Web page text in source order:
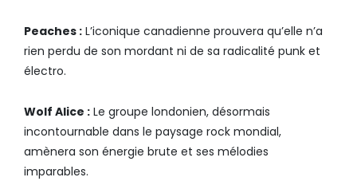
Peaches : L’iconique canadienne prouvera qu’elle n’a
rien perdu de son mordant ni de sa radicalité punk et
électro.
Wolf Alice : Le groupe londonien, désormais
incontournable dans le paysage rock mondial,
amènera son énergie brute et ses mélodies
imparables.